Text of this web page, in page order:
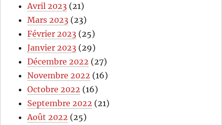
Avril 2023 (21)
Mars 2023 (23)
Février 2023 (25)
Janvier 2023 (29)
Décembre 2022 (27)
Novembre 2022 (16)
Octobre 2022 (16)
Septembre 2022 (21)
Août 2022 (25)